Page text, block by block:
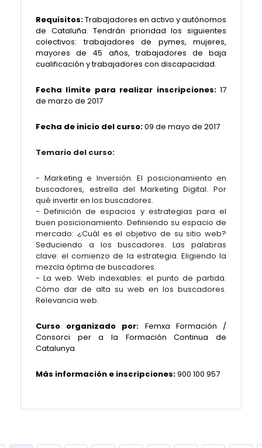
Requisitos:Trabajadores en activo y autónomos
de Cataluña. Tendrán prioridad los siguientes
colectivos: trabajadores de pymes, mujeres,
mayores de 45 años, trabajadores de baja
cualificación y trabajadores con discapacidad.
Fecha límite para realizar inscripciones:17
de marzo de 2017
Fecha de inicio del curso:09 de mayo de 2017
Temario del curso:
- Marketing e Inversión. El posicionamiento en
buscadores, estrella del Marketing Digital. Por
qué invertir en los buscadores.
- Definición de espacios y estrategias para el
buen posicionamiento. Definiendo su espacio de
mercado: ¿Cuál es el objetivo de su sitio web?
Seduciendo a los buscadores. Las palabras
clave: el comienzo de la estrategia. Eligiendo la
mezcla óptima de buscadores.
- La web. Web indexables: el punto de partida.
Cómo dar de alta su web en los buscadores.
Relevancia web.
Curso organizado por: Femxa Formación /
Consorci per a la Formación Continua de
Catalunya
Más información e inscripciones:900 100 957